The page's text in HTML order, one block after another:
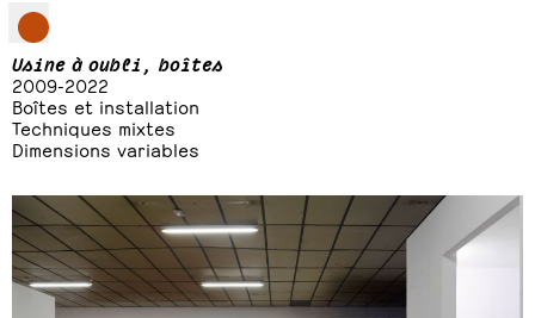
Usine à oubli, boîtes
2009-2022
Boîtes et installation
Techniques mixtes
Dimensions variables